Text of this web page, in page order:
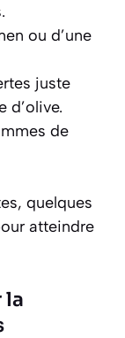
ou d’une
juste
d’olive.
de
quelques
atteindre
la